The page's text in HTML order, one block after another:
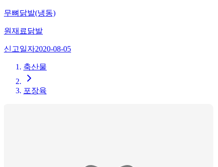
무뼈닭발(냉동)
원재료닭발
신고일자2020-08-05
축산물
포장육